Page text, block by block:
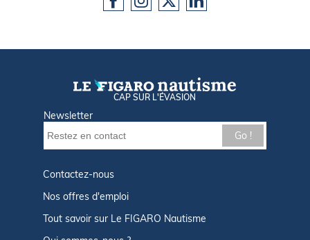
CAP SUR L'ÉVASION
Newsletter
Go !
Contactez-nous
Nos offres d'emploi
Tout savoir sur Le FIGARO Nautisme